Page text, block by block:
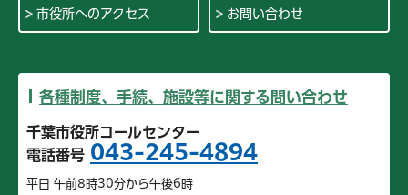
市役所へのアクセス お問い合わせ
各種制度、手続、施設等に関する問い合わせ
千葉市役所コールセンター
電話番号 043-245-4894
平日 午前8時30分から午後6時